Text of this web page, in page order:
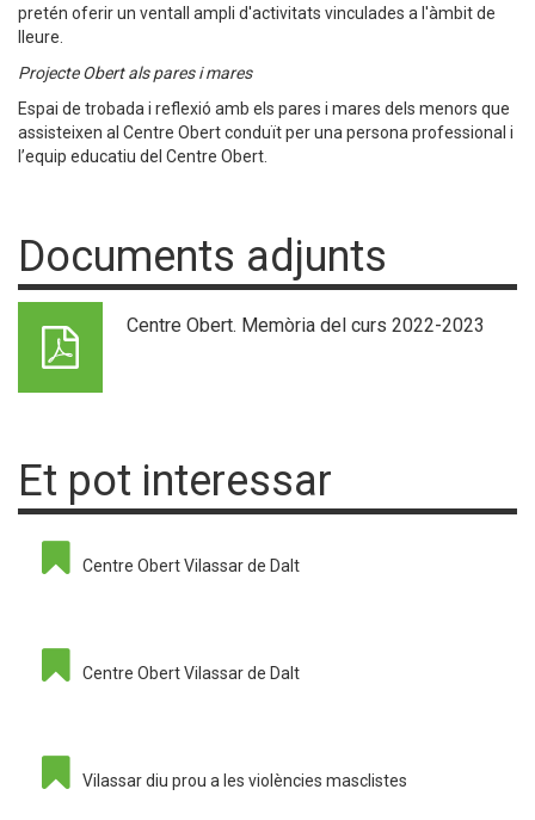
pretén oferir un ventall ampli d'activitats vinculades a l'àmbit de
lleure.
Projecte Obert als pares i mares
Espai de trobada i reflexió amb els pares i mares dels menors que
assisteixen al Centre Obert conduït per una persona professional i
l’equip educatiu del Centre Obert.
Documents adjunts
Centre Obert. Memòria del curs 2022-2023
Et pot interessar
Centre Obert Vilassar de Dalt
Centre Obert Vilassar de Dalt
Vilassar diu prou a les violències masclistes